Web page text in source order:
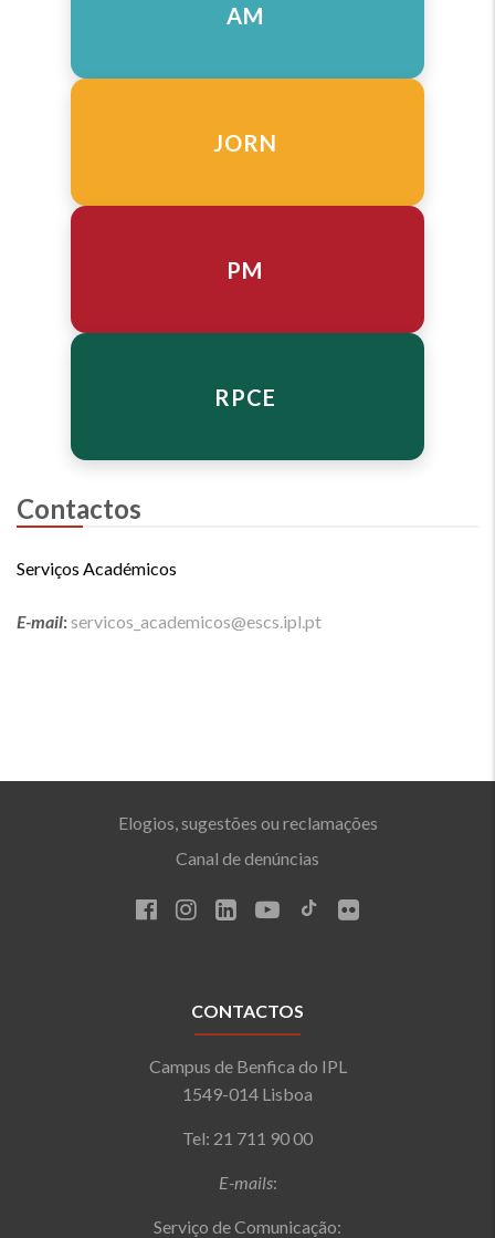
AM
JORN
PM
RPCE
Contactos
Serviços Académicos
E-mail:servicos_academicos@escs.ipl.pt
Elogios, sugestões ou reclamações
Canal de denúncias
CONTACTOS
Campus de Benfica do IPL
1549-014 Lisboa
Tel: 21 711 90 00
E-mails:
Serviço de Comunicação: